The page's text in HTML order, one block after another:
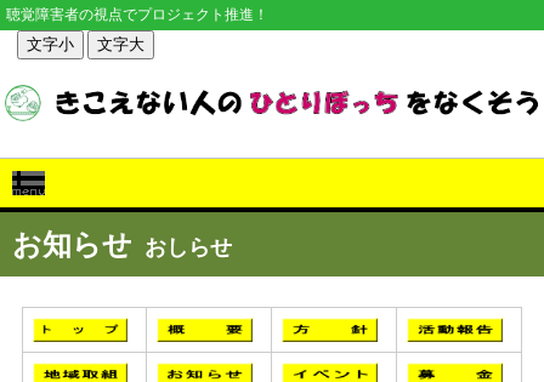
聴覚障害者の視点でプロジェクト推進！
文字小 文字大
お知らせ おしらせ